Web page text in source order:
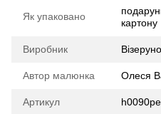
Як упаковано
картону
Виробник
Автор малюнка Олеся
Артикул h0090pe